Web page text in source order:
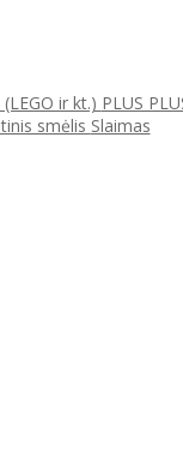
ir kt.) PLUS
smėlis Slaimas